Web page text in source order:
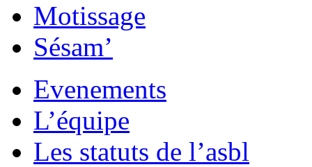
Motissage
Sésam’
Evenements
L’équipe
Les statuts de l’asbl